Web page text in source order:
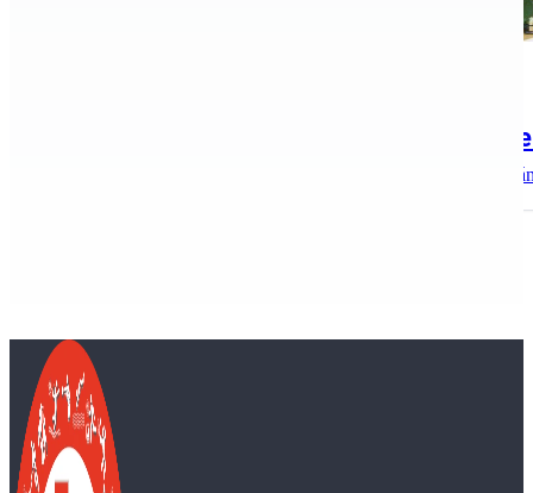
A Kecskeméti Sportiskola sikerei és
Az egyéni és a csapatsportágakban elért eredmények